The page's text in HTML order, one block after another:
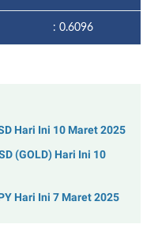
: 0.6096
Hari Ini 10 Maret 2025
(GOLD) Hari Ini 10
Hari Ini 7 Maret 2025